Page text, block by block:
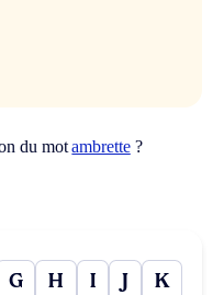
du motambrette?
G H I J K